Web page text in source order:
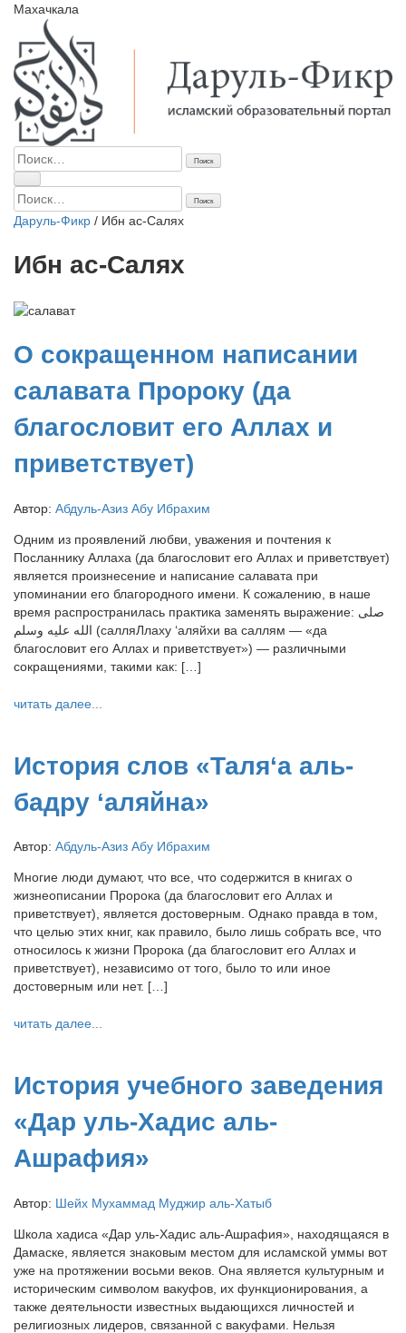
Махачкала
Найти:
Найти:
Даруль-Фикр / Ибн ас-Салях
Ибн ас-Салях
О сокращенном написании
салавата Пророку (да
благословит его Аллах и
приветствует)
Автор: Абдуль-Азиз Абу Ибрахим
Одним из проявлений любви, уважения и почтения к
Посланнику Аллаха (да благословит его Аллах и приветствует)
является произнесение и написание салавата при
упоминании его благородного имени. К сожалению, в наше
время распространилась практика заменять выражение: صلى
الله عليه وسلم (салляЛлаху ‘аляйхи ва саллям — «да
благословит его Аллах и приветствует») — различными
сокращениями, такими как: […]
читать далее...
История слов «Таля‘а аль-
бадру ‘аляйнa»
Автор: Абдуль-Азиз Абу Ибрахим
Многие люди думают, что все, что содержится в книгах о
жизнеописании Пророка (да благословит его Аллах и
приветствует), является достоверным. Однако правда в том,
что целью этих книг, как правило, было лишь собрать все, что
относилось к жизни Пророка (да благословит его Аллах и
приветствует), независимо от того, было то или иное
достоверным или нет. […]
читать далее...
История учебного заведения
«Дар уль-Хадис аль-
Ашрафия»
Автор: Шейх Мухаммад Муджир аль-Хатыб
Школа хадиса «Дар уль-Хадис аль-Ашрафия», находящаяся в
Дамаске, является знаковым местом для исламской уммы вот
уже на протяжении восьми веков. Она является культурным и
историческим символом вакуфов, их функционирования, а
также деятельности известных выдающихся личностей и
религиозных лидеров, связанной с вакуфами. Нельзя